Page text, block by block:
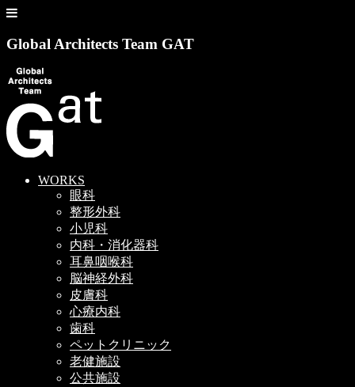
Global Architects Team GAT
WORKS
眼科
整形外科
小児科
内科・消化器科
耳鼻咽喉科
脳神経外科
皮膚科
心療内科
歯科
ペットクリニック
老健施設
公共施設